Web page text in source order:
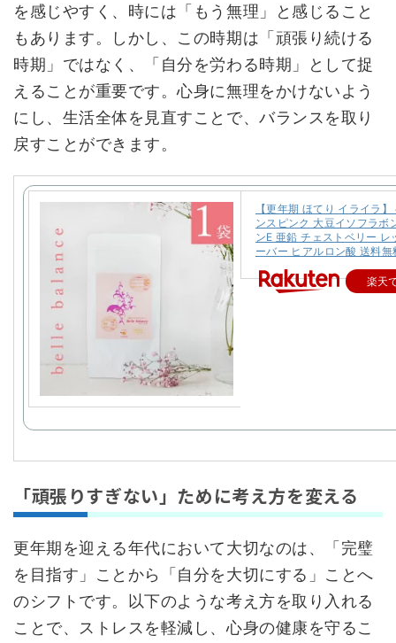
を感じやすく、時には「もう無理」と感じること
もあります。しかし、この時期は「頑張り続ける
時期」ではなく、「自分を労わる時期」として捉
えることが重要です。心身に無理をかけないよう
にし、生活全体を見直すことで、バランスを取り
戻すことができます。
【更年期 ほてり イライラ
ンスピンク 大豆イソフラボ
ンE 亜鉛 チェストベリー レ
ーバー ヒアルロン酸 送料無
楽天
「頑張りすぎない」ために考え方を変える
更年期を迎える年代において大切なのは、「完璧
を目指す」ことから「自分を大切にする」ことへ
のシフトです。以下のような考え方を取り入れる
ことで、ストレスを軽減し、心身の健康を守るこ